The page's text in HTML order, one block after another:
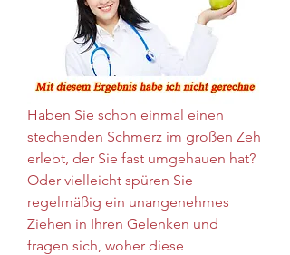
Haben Sie schon einmal einen
stechenden Schmerz im großen Zeh
erlebt, der Sie fast umgehauen hat?
Oder vielleicht spüren Sie
regelmäßig ein unangenehmes
Ziehen in Ihren Gelenken und
fragen sich, woher diese